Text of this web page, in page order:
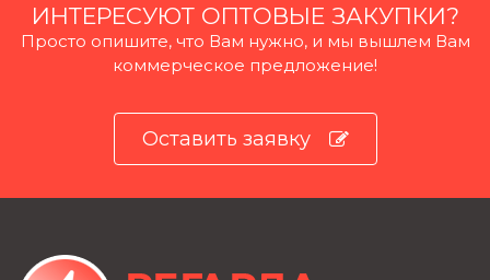
ИНТЕРЕСУЮТ ОПТОВЫЕ ЗАКУПКИ?
Просто опишите, что Вам нужно, и мы вышлем Вам
коммерческое предложение!
Оставить заявку